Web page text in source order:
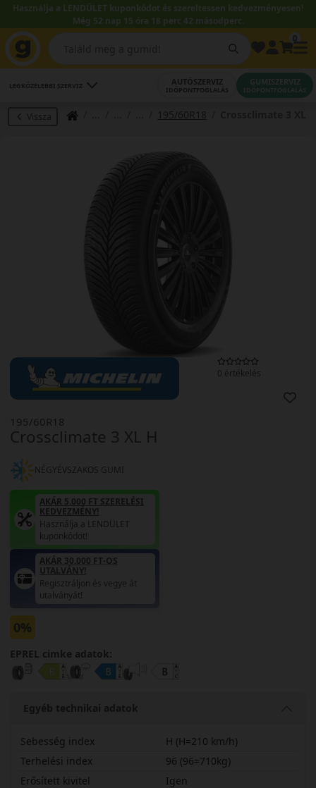
Használja a LENDÜLET kuponkódot és szereltessen kedvezményesen!
Még 52 nap 15 óra 18 perc 41 másodperc.
LEGKÖZELEBBI SZERVIZ AUTÓSZERVIZ
IDŐPONTFOGLALÁS
GUMISZERVIZ
IDŐPONTFOGLALÁS
Vissza 195/60R18
0 értékelés
Crossclimate 3 XL H
195/60R18
NÉGYÉVSZAKOS GUMI
AKÁR 5.000 FT SZERELÉSI
KEDVEZMÉNY!
Használja a LENDÜLET
kuponkódot!
AKÁR 30.000 FT-OS
UTALVÁNY!
Regisztráljon és vegye át
utalványát!
0%
EPREL cimke adatok:
Egyéb technikai adatok
Sebesség index
H (H=210 km/h)
Terhelési index
96 (96=710kg)
Erősített kivitel
Igen